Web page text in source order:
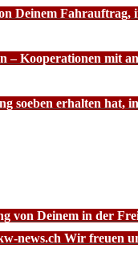
Deinem
– Kooperationen mit
soeben erhalten hat,
von Deinem in der
news.ch Wir freuen